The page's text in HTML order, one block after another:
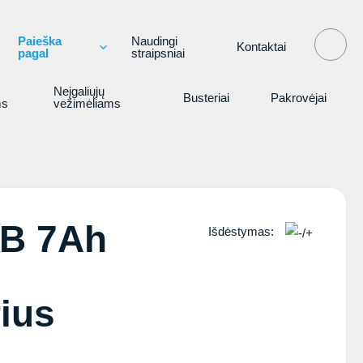
Paieška
pagal
Naudingi
straipsniai
Kontaktai
Neįgaliųjų
vežimėliams
Busteriai Pakrovėjai
7Ah
Išdėstymas: